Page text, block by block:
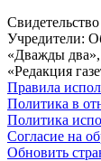
Учредители:
«Дважды два»,
«Редакция
Правила
Политика в
Политика
Согласие на
Обновить